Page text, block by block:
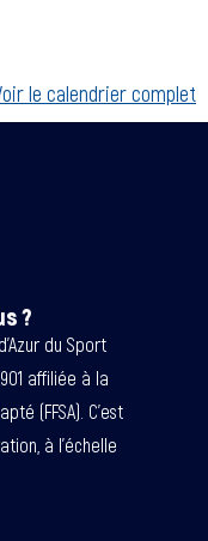
le calendrier complet
?
du Sport
affiliée à la
(FFSA). C’est
à l’échelle